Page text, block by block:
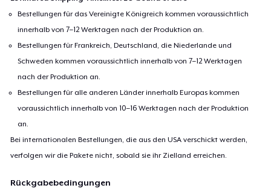
Bestellungen für das Vereinigte Königreich kommen voraussichtlich
innerhalb von 7–12 Werktagen nach der Produktion an.
Bestellungen für Frankreich, Deutschland, die Niederlande und
Schweden kommen voraussichtlich innerhalb von 7–12 Werktagen
nach der Produktion an.
Bestellungen für alle anderen Länder innerhalb Europas kommen
voraussichtlich innerhalb von 10–16 Werktagen nach der Produktion
an.
Bei internationalen Bestellungen, die aus den USA verschickt werden,
verfolgen wir die Pakete nicht, sobald sie ihr Zielland erreichen.
Rückgabebedingungen